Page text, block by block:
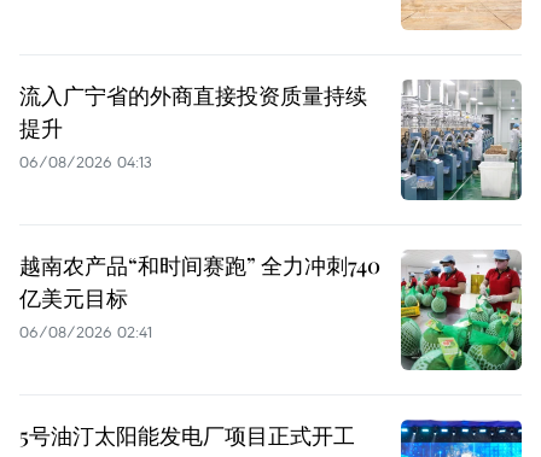
流入广宁省的外商直接投资质量持续
提升
06/08/2026 04:13
越南农产品“和时间赛跑” 全力冲刺740
亿美元目标
06/08/2026 02:41
5号油汀太阳能发电厂项目正式开工